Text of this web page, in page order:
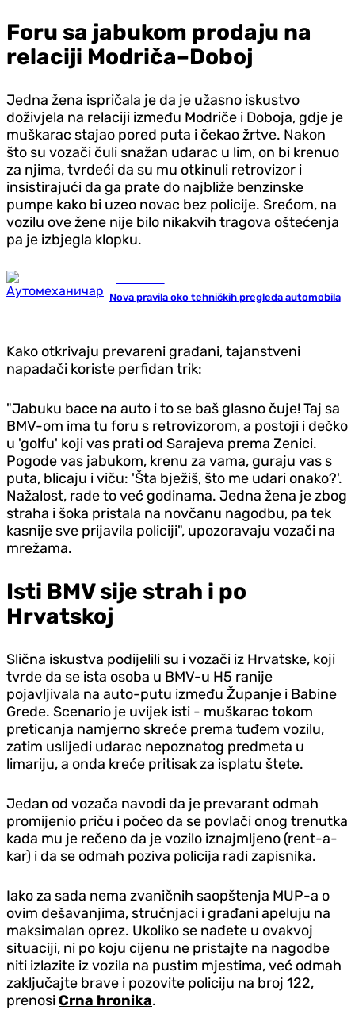
Foru sa jabukom prodaju na
relaciji Modriča–Doboj
Jedna žena ispričala je da je užasno iskustvo
doživjela na relaciji između Modriče i Doboja, gdje je
muškarac stajao pored puta i čekao žrtve. Nakon
što su vozači čuli snažan udarac u lim, on bi krenuo
za njima, tvrdeći da su mu otkinuli retrovizor i
insistirajući da ga prate do najbliže benzinske
pumpe kako bi uzeo novac bez policije. Srećom, na
vozilu ove žene nije bilo nikakvih tragova oštećenja
pa je izbjegla klopku.
Nova pravila oko tehničkih pregleda automobila
Kako otkrivaju prevareni građani, tajanstveni
napadači koriste perfidan trik:
"Jabuku bace na auto i to se baš glasno čuje! Taj sa
BMV-om ima tu foru s retrovizorom, a postoji i dečko
u 'golfu' koji vas prati od Sarajeva prema Zenici.
Pogode vas jabukom, krenu za vama, guraju vas s
puta, blicaju i viču: 'Šta bježiš, što me udari onako?'.
Nažalost, rade to već godinama. Jedna žena je zbog
straha i šoka pristala na novčanu nagodbu, pa tek
kasnije sve prijavila policiji", upozoravaju vozači na
mrežama.
Isti BMV sije strah i po
Hrvatskoj
Slična iskustva podijelili su i vozači iz Hrvatske, koji
tvrde da se ista osoba u BMV-u H5 ranije
pojavljivala na auto-putu između Županje i Babine
Grede. Scenario je uvijek isti - muškarac tokom
preticanja namjerno skreće prema tuđem vozilu,
zatim uslijedi udarac nepoznatog predmeta u
limariju, a onda kreće pritisak za isplatu štete.
Jedan od vozača navodi da je prevarant odmah
promijenio priču i počeo da se povlači onog trenutka
kada mu je rečeno da je vozilo iznajmljeno (rent-a-
kar) i da se odmah poziva policija radi zapisnika.
Iako za sada nema zvaničnih saopštenja MUP-a o
ovim dešavanjima, stručnjaci i građani apeluju na
maksimalan oprez. Ukoliko se nađete u ovakvoj
situaciji, ni po koju cijenu ne pristajte na nagodbe
niti izlazite iz vozila na pustim mjestima, već odmah
zaključajte brave i pozovite policiju na broj 122,
prenosiCrna hronika.